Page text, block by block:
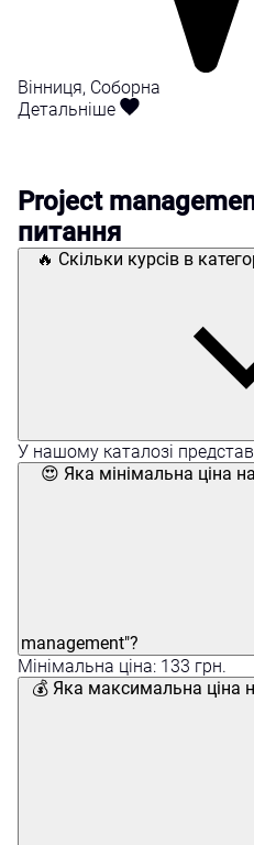
Вінниця, Соборна
Детальніше
Project
питання
🔥 Скільки курсів в
У нашому каталозі
😍 Яка мінімальна ціна
management"?
Мінімальна ціна: 133 грн.
💰 Яка максимальна ціна